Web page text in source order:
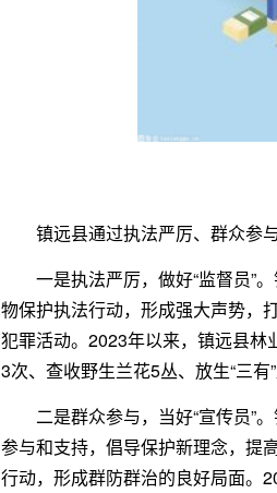
镇远县通过执法严厉、群众参
一是执法严厉，做好“监督员”
物保护执法行动，形成强大声势，
犯罪活动。2023年以来，镇远县
3次、查收野生兰花5丛、放生“三有
二是群众参与，当好“宣传员”
参与和支持，倡导保护新理念，提
行动，形成群防群治的良好局面。